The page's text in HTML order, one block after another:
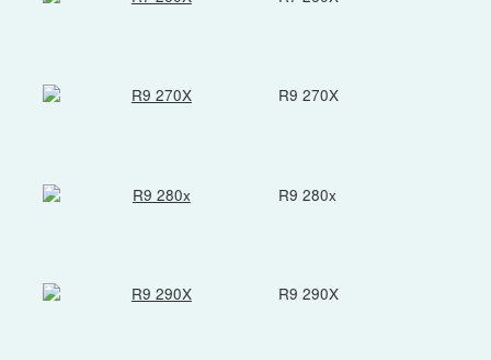
R9 270X
R9 280x
R9 290X